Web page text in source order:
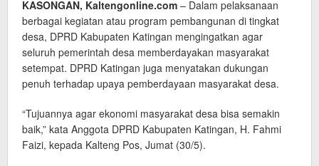
KASONGAN, Kaltengonline.com – Dalam pelaksanaan
berbagai kegiatan atau program pembangunan di tingkat
desa, DPRD Kabupaten Katingan mengingatkan agar
seluruh pemerintah desa memberdayakan masyarakat
setempat. DPRD Katingan juga menyatakan dukungan
penuh terhadap upaya pemberdayaan masyarakat desa.
“Tujuannya agar ekonomi masyarakat desa bisa semakin
baik,” kata Anggota DPRD Kabupaten Katingan, H. Fahmi
Faizi, kepada Kalteng Pos, Jumat (30/5).